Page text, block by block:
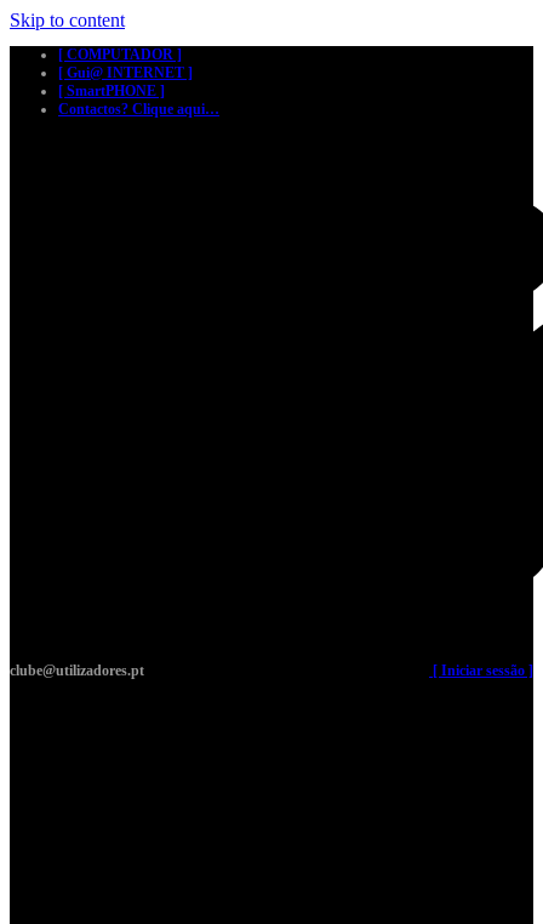
Skip to content
[ COMPUTADOR ]
[ Gui@ INTERNET ]
[ SmartPHONE ]
Contactos? Clique aqui…
clube@utilizadores.pt [ Iniciar sessão ]